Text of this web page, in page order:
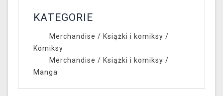
KATEGORIE
Merchandise / Książki i komiksy /
Komiksy
Merchandise / Książki i komiksy /
Manga